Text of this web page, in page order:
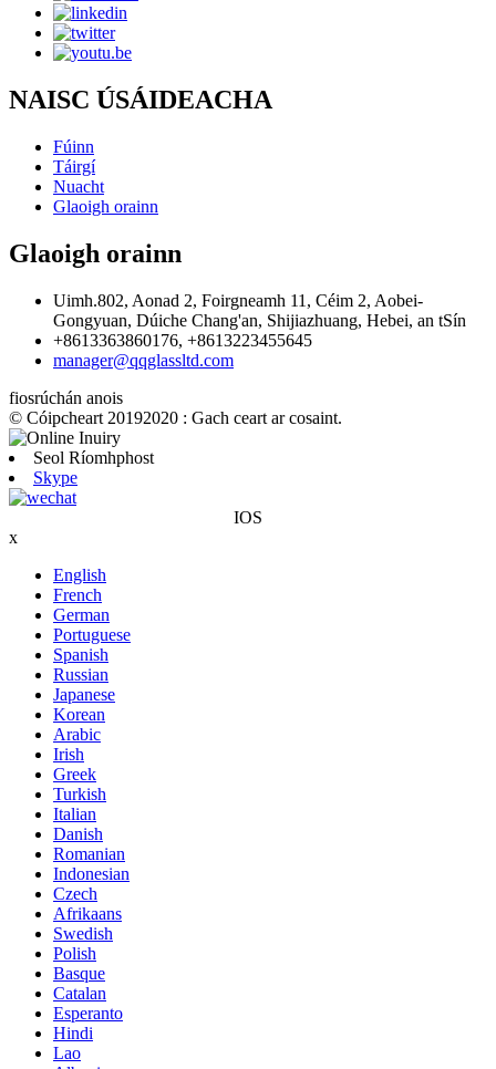
NAISC ÚSÁIDEACHA
Fúinn
Táirgí
Nuacht
Glaoigh orainn
Glaoigh orainn
Uimh.802, Aonad 2, Foirgneamh 11, Céim 2, Aobei-
Gongyuan, Dúiche Chang'an, Shijiazhuang, Hebei, an tSín
+8613363860176, +8613223455645
manager@qqglassltd.com
fiosrúchán anois
© Cóipcheart 20192020 : Gach ceart ar cosaint.
Seol Ríomhphost
Skype
IOS
x
English
French
German
Portuguese
Spanish
Russian
Japanese
Korean
Arabic
Irish
Greek
Turkish
Italian
Danish
Romanian
Indonesian
Czech
Afrikaans
Swedish
Polish
Basque
Catalan
Esperanto
Hindi
Lao